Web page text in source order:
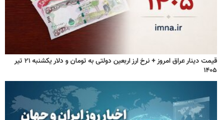
قیمت دینار عراق امروز + نرخ ارز اربعین دولتی به تومان و دلار یکشنبه ۲۱ تیر
۱۴۰۵